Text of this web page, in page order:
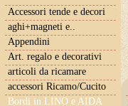
Accessori tende e decori
aghi+magneti e..
Appendini
Art. regalo e decorativi
articoli da ricamare
accessori Ricamo/Cucito
Bordi in LINO e AIDA